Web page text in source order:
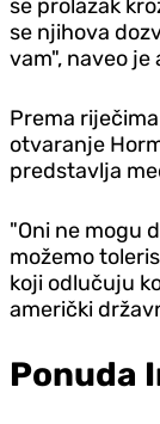
se prolazak
se njihova
vam", naveo
Prema
otvaranje
predstavlja
"Oni ne mogu
možemo
koji odlučuju
američki
Ponuda